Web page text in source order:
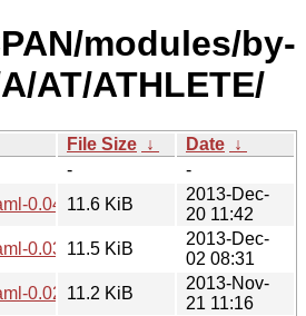
modules/by-
AT/ATHLETE/
File Size ↓ Date ↓
-
-
0.04.tar.gz
11.6 KiB
2013-Dec-
20 11:42
0.03.tar.gz
11.5 KiB
2013-Dec-
02 08:31
0.02.tar.gz
11.2 KiB
2013-Nov-
21 11:16